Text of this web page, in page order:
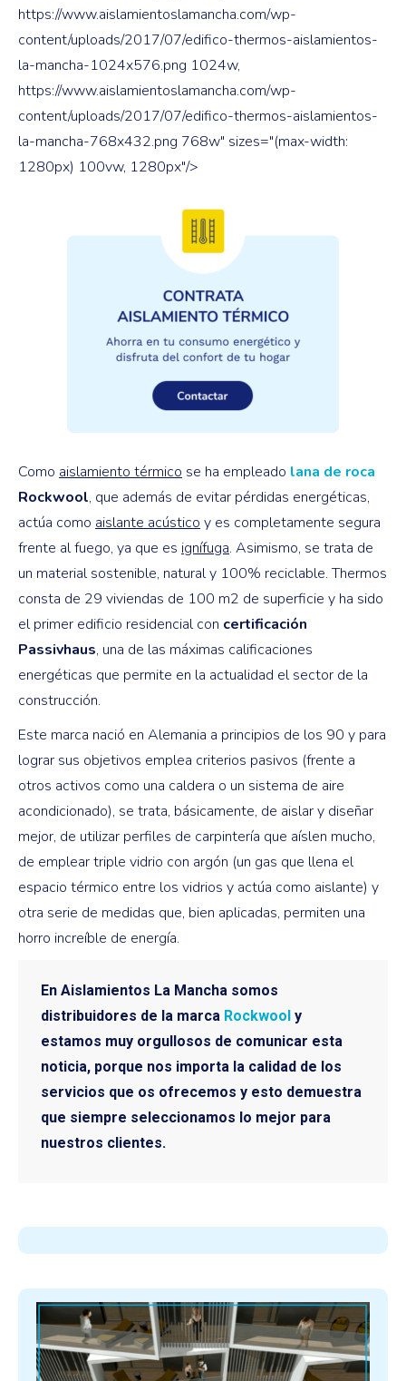
https://www.aislamientoslamancha.com/wp-
content/uploads/2017/07/edifico-thermos-aislamientos-
la-mancha-1024x576.png 1024w,
https://www.aislamientoslamancha.com/wp-
content/uploads/2017/07/edifico-thermos-aislamientos-
la-mancha-768x432.png 768w" sizes="(max-width:
1280px) 100vw, 1280px"/>
Como aislamiento térmico se ha empleado lana de roca
Rockwool, que además de evitar pérdidas energéticas,
actúa como aislante acústico y es completamente segura
frente al fuego, ya que es ignífuga. Asimismo, se trata de
un material sostenible, natural y 100% reciclable. Thermos
consta de 29 viviendas de 100 m2 de superficie y ha sido
el primer edificio residencial con certificación
Passivhaus, una de las máximas calificaciones
energéticas que permite en la actualidad el sector de la
construcción.
Este marca nació en Alemania a principios de los 90 y para
lograr sus objetivos emplea criterios pasivos (frente a
otros activos como una caldera o un sistema de aire
acondicionado), se trata, básicamente, de aislar y diseñar
mejor, de utilizar perfiles de carpintería que aíslen mucho,
de emplear triple vidrio con argón (un gas que llena el
espacio térmico entre los vidrios y actúa como aislante) y
otra serie de medidas que, bien aplicadas, permiten una
horro increíble de energía.
En Aislamientos La Mancha somos
distribuidores de la marca Rockwool y
estamos muy orgullosos de comunicar esta
noticia, porque nos importa la calidad de los
servicios que os ofrecemos y esto demuestra
que siempre seleccionamos lo mejor para
nuestros clientes.